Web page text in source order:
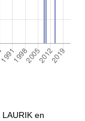
LAURIK en